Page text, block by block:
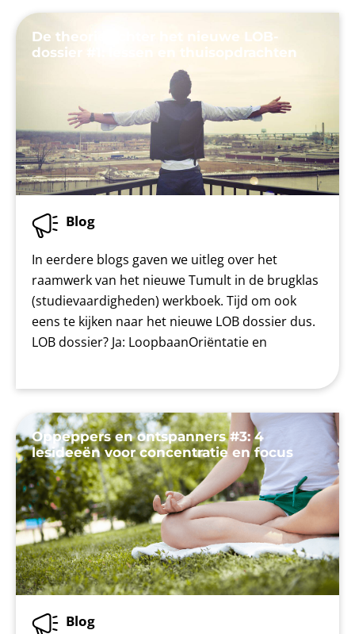
De theorie achter het nieuwe LOB-
dossier #1: lessen en thuisopdrachten
Blog
In eerdere blogs gaven we uitleg over het
raamwerk van het nieuwe Tumult in de brugklas
(studievaardigheden) werkboek. Tijd om ook
eens te kijken naar het nieuwe LOB dossier dus.
LOB dossier? Ja: LoopbaanOriëntatie en
Oppeppers en ontspanners #3: 4
lesideeën voor concentratie en focus
Blog